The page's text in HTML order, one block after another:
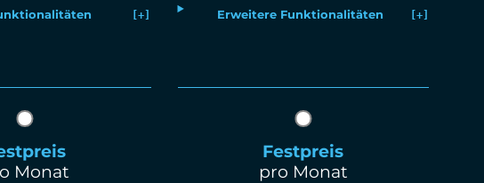
Monat
Erweitere Funktionalitäten
Festpreis
pro Monat